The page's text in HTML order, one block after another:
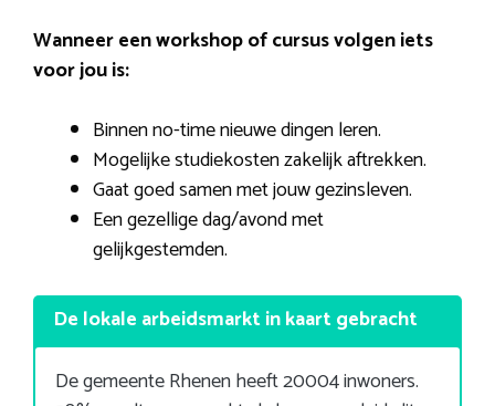
Wanneer een workshop of cursus volgen iets
voor jou is:
Binnen no-time nieuwe dingen leren.
Mogelijke studiekosten zakelijk aftrekken.
Gaat goed samen met jouw gezinsleven.
Een gezellige dag/avond met
gelijkgestemden.
De lokale arbeidsmarkt in kaart gebracht
De gemeente Rhenen heeft 20004 inwoners.